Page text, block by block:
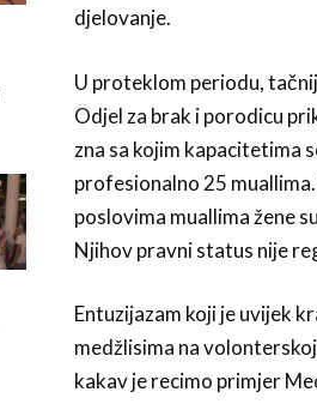
djelovanje.
U proteklom periodu,
Odjel za brak i porodicu
zna sa kojim kapacitetima
profesionalno 25
poslovima muallima žene
Njihov pravni status nije
Entuzijazam koji je uvijek
medžlisima na
kakav je recimo primjer